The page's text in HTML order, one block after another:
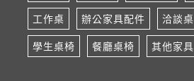
工作桌 辦公家具配件 洽談桌
學生桌椅 餐廳桌椅 其他家具